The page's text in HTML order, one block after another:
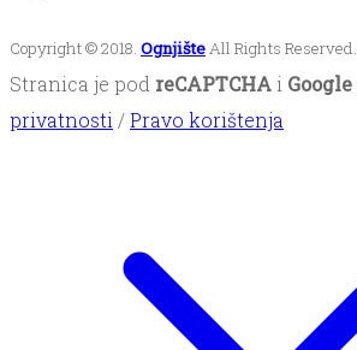
Copyright © 2018. OgnjišteAll Rights Reserved.
Stranica je pod reCAPTCHAi Google
privatnosti /Pravo korištenja